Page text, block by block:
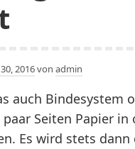
2016von admin
auch Bindesystem
Seiten Papier
Es wird stets